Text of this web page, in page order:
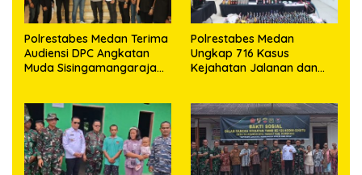
Polrestabes Medan Terima
Audiensi DPC Angkatan
Muda Sisingamangaraja
Polrestabes Medan
Ungkap 716 Kasus
Kejahatan Jalanan dan
Diamankan